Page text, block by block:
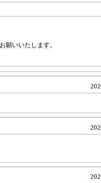
願いいたします。